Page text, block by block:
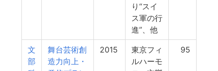
り“スイ
ス軍の行
進”、他
文
部
舞台芸術創
造力向上・
2015
東京フィ
ルハーモ
95